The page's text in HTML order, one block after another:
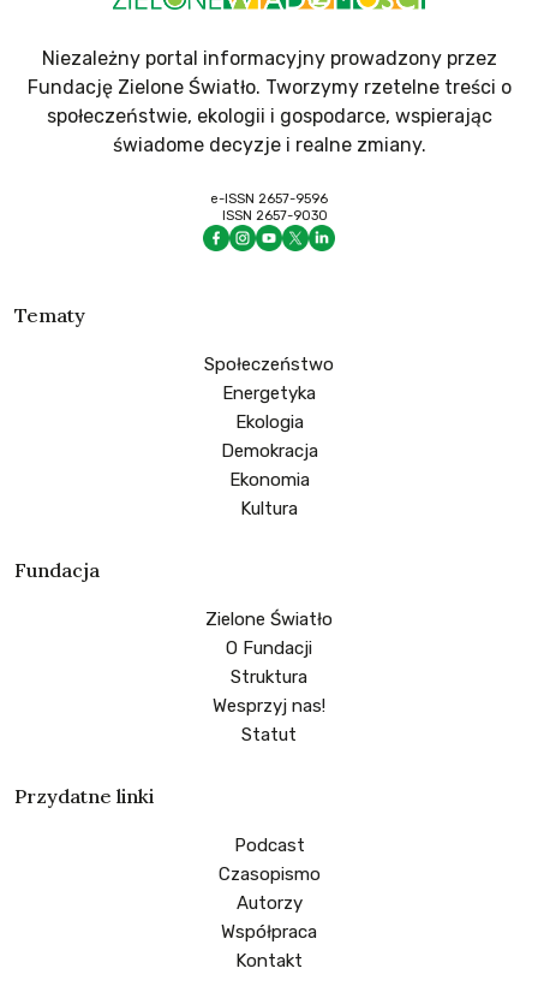
Niezależny portal informacyjny prowadzony przez
Fundację Zielone Światło. Tworzymy rzetelne treści o
społeczeństwie, ekologii i gospodarce, wspierając
świadome decyzje i realne zmiany.
e-ISSN 2657-9596
ISSN 2657-9030
Tematy
Społeczeństwo
Energetyka
Ekologia
Demokracja
Ekonomia
Kultura
Fundacja
Zielone Światło
O Fundacji
Struktura
Wesprzyj nas!
Statut
Przydatne linki
Podcast
Czasopismo
Autorzy
Współpraca
Kontakt